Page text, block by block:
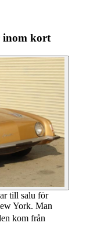
inom kort
till salu för
York. Man
kom från